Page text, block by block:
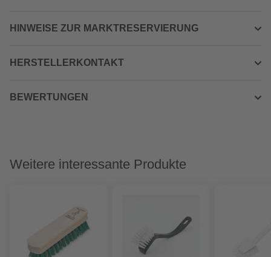
HINWEISE ZUR MARKTRESERVIERUNG
HERSTELLERKONTAKT
BEWERTUNGEN
Weitere interessante Produkte